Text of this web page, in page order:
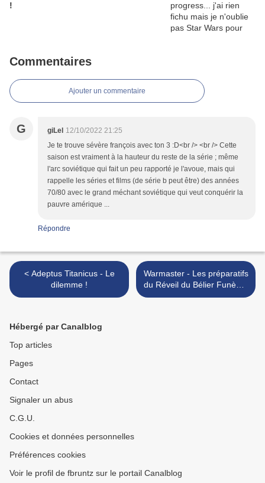
!
Commentaires
Ajouter un commentaire
G giLel 12/10/2022 21:25
Je te trouve sévère françois avec ton 3 :D<br /> <br /> Cette
saison est vraiment à la hauteur du reste de la série ; même
l'arc soviétique qui fait un peu rapporté je l'avoue, mais qui
rappelle les séries et films (de série b peut être) des années
70/80 avec le grand méchant soviétique qui veut conquérir la
pauvre amérique ...
Répondre
< Adeptus Titanicus - Le
dilemme !
Warmaster - Les préparatifs
du Réveil du Bélier Funèbre
battent leur plein >
Hébergé par Canalblog
Top articles
Pages
Contact
Signaler un abus
C.G.U.
Cookies et données personnelles
Préférences cookies
Voir le profil de fbruntz sur le portail Canalblog